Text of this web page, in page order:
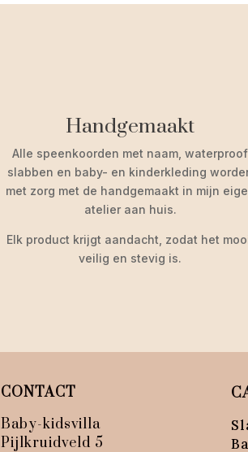
Handgemaakt
Alle speenkoorden met naam, waterproof
slabben en baby- en kinderkleding
met zorg met de handgemaakt in mijn
atelier aan huis.
Elk product krijgt aandacht, zodat het
veilig en stevig is.
CONTACT
Baby-kidsvilla
Pijlkruidveld 5